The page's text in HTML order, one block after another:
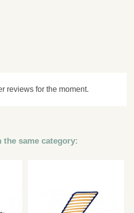
reviews for the moment.
same category: